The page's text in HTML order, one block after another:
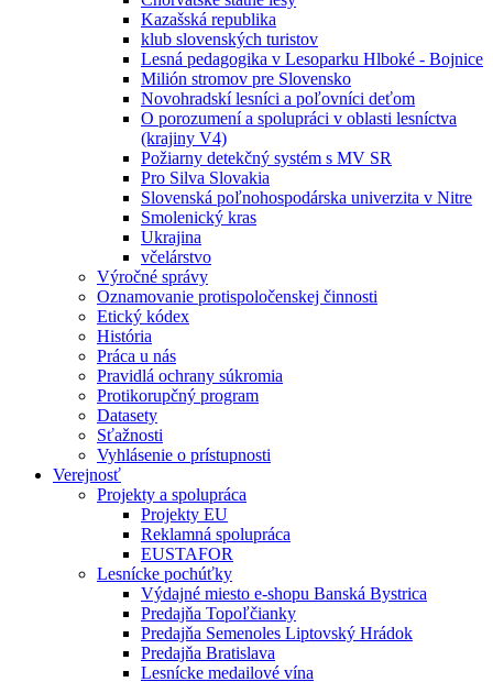
Kazašská republika
klub slovenských turistov
Lesná pedagogika v Lesoparku Hlboké - Bojnice
Milión stromov pre Slovensko
Novohradskí lesníci a poľovníci deťom
O porozumení a spolupráci v oblasti lesníctva
(krajiny V4)
Požiarny detekčný systém s MV SR
Pro Silva Slovakia
Slovenská poľnohospodárska univerzita v Nitre
Smolenický kras
Ukrajina
včelárstvo
Výročné správy
Oznamovanie protispoločenskej činnosti
Etický kódex
História
Práca u nás
Pravidlá ochrany súkromia
Protikorupčný program
Datasety
Sťažnosti
Vyhlásenie o prístupnosti
Verejnosť
Projekty a spolupráca
Projekty EU
Reklamná spolupráca
EUSTAFOR
Lesnícke pochúťky
Výdajné miesto e-shopu Banská Bystrica
Predajňa Topoľčianky
Predajňa Semenoles Liptovský Hrádok
Predajňa Bratislava
Lesnícke medailové vína